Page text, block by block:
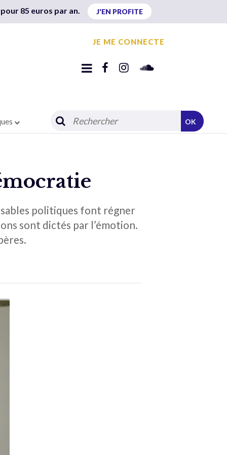
85 euros par an. J'EN PROFITE
JE ME CONNECTE
OK
politiques font régner
sont dictés par l’émotion.